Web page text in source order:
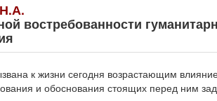
востребованности
к жизни сегодня возрастающим
и обоснования стоящих перед ним